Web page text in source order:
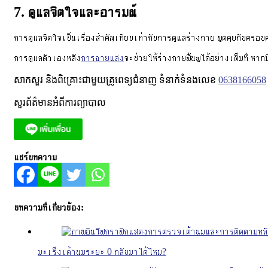
7. ดูแลจิตใจและอารมณ์
การดูแลจิตใจเป็นเรื่องสำคัญเทียบเท่ากับการดูแลร่างกาย พูดคุยกับครอ
การดูแลตัวเองหลังการฉายแสงจะช่วยให้ร่างกายฟื้นฟูได้อย่างเต็มที่ หา
សាកសួរ និងពិគ្រោះជាមួយគ្រូពេទ្យជំនាញ ទំនាក់ទំនងលេខ 0638166058
សួរព័ត៌មានអំពីការព្យាបាល
แชร์บทความ
บทความที่เกี่ยวข้อง:
มะเร็งเต้านมระยะ 0 กลับมาได้ไหม?